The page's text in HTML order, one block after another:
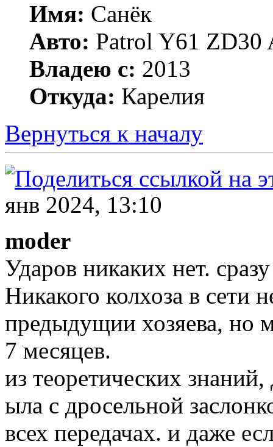
Имя: Санёк
Авто: Patrol Y61 ZD30
Владею с: 2013
Откуда: Карелия
Вернуться к началу
янв 2024, 13:10
moder
Ударов никаких нет.
Никакого колхоза в сети
предыдущии хозяева, но
7 месяцев.
из теоретических
ыла с дросельной
всех передачах. и даже